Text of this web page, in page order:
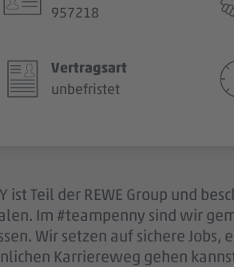
957218
Vertragsart
unbefristet
ist Teil der REWE Group und
Im #teampenny sind wir
Wir setzen auf sichere
Karriereweg gehen